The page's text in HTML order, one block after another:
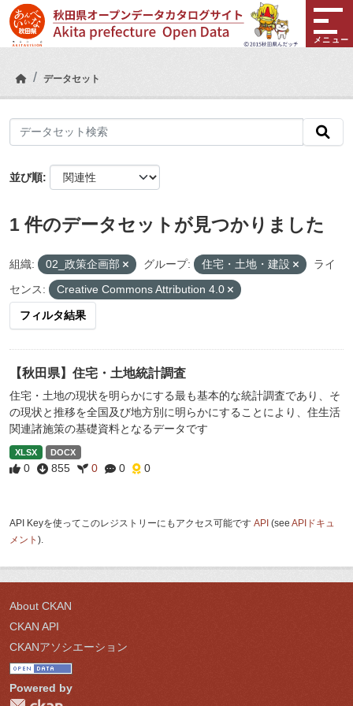
Skip to main content
メニュー
データセット
並び順
1 件のデータセットが見つかりました
組織: 02_政策企画部 グループ: 住宅・土地・建設
ライ
センス:
Creative Commons Attribution 4.0
フィルタ結果
【秋田県】住宅・土地統計調査
住宅・土地の現状を明らかにする最も基本的な統計調査であり、そ
の現状と推移を全国及び地方別に明らかにすることにより、住生活
関連諸施策の基礎資料となるデータです
XLSX DOCX
0 855 0 0 0
API Keyを使ってこのレジストリーにもアクセス可能です API (see APIドキュ
メント ).
About CKAN
CKAN API
CKANアソシエーション
Powered by